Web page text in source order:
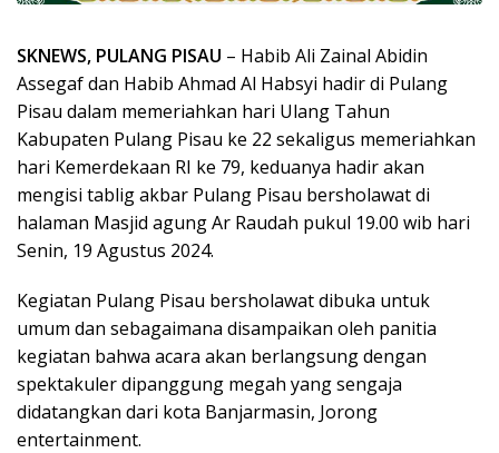
SKNEWS, PULANG PISAU – Habib Ali Zainal Abidin
Assegaf dan Habib Ahmad Al Habsyi hadir di Pulang
Pisau dalam memeriahkan hari Ulang Tahun
Kabupaten Pulang Pisau ke 22 sekaligus memeriahkan
hari Kemerdekaan RI ke 79, keduanya hadir akan
mengisi tablig akbar Pulang Pisau bersholawat di
halaman Masjid agung Ar Raudah pukul 19.00 wib hari
Senin, 19 Agustus 2024.
Kegiatan Pulang Pisau bersholawat dibuka untuk
umum dan sebagaimana disampaikan oleh panitia
kegiatan bahwa acara akan berlangsung dengan
spektakuler dipanggung megah yang sengaja
didatangkan dari kota Banjarmasin, Jorong
entertainment.